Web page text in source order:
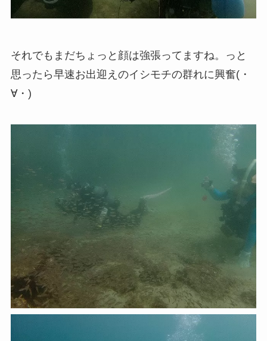
それでもまだちょっと顔は強張ってますね。っと
思ったら早速お出迎えのイシモチの群れに興奮(・
∀・)